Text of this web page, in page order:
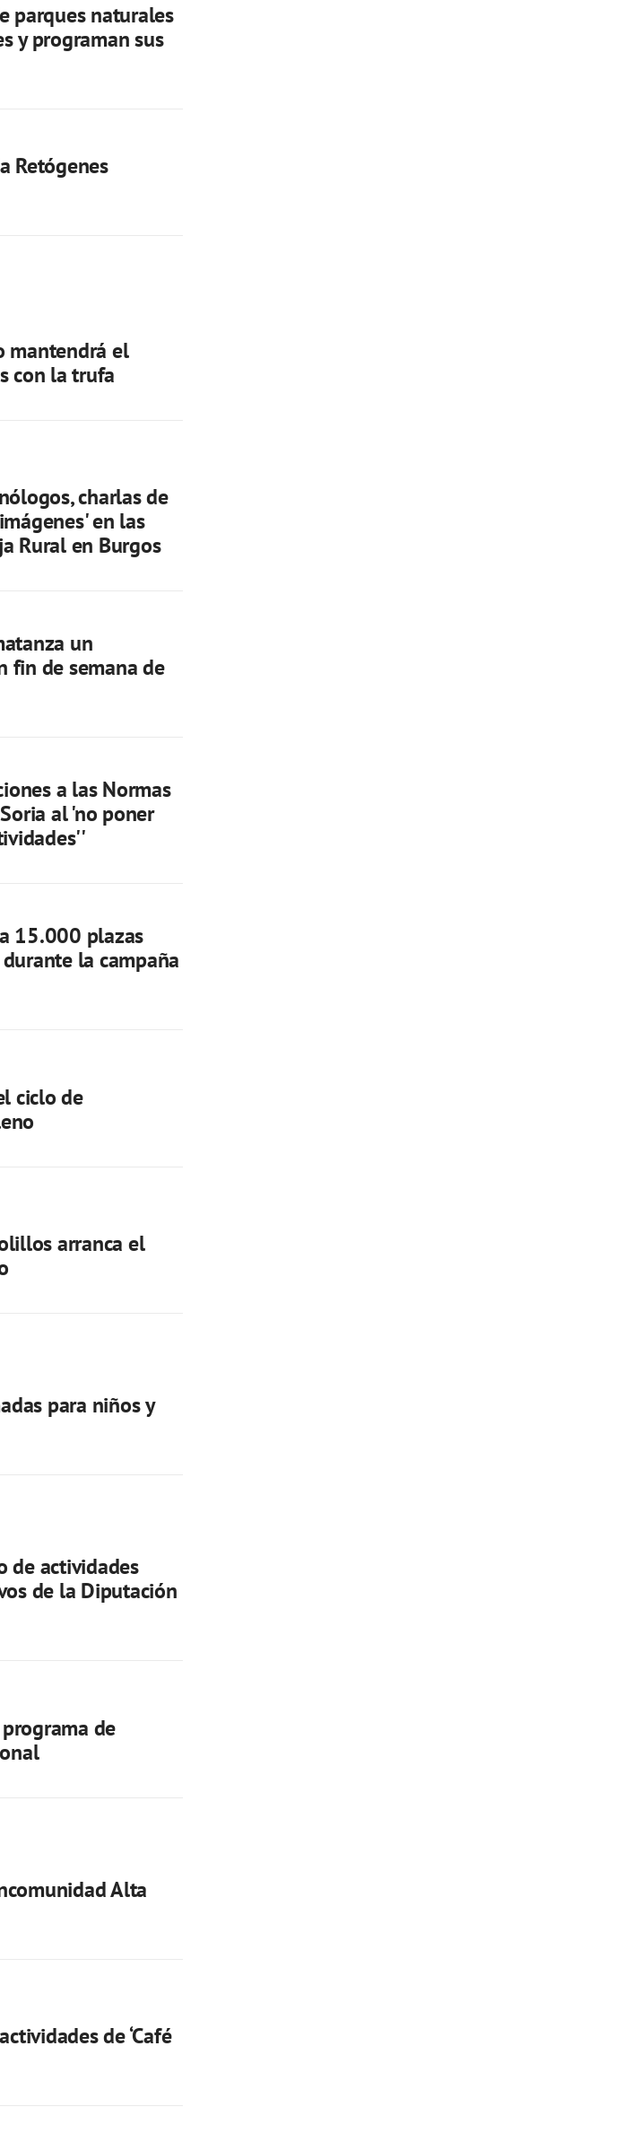
parques naturales
y programan sus
Retógenes
mantendrá el
con la trufa
charlas de
en las
Rural en Burgos
un
fin de semana de
a las Normas
al 'no poner
15.000 plazas
la campaña
ciclo de
arranca el
para niños y
de actividades
de la Diputación
de
Alta
de ‘Café